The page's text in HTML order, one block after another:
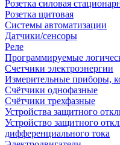
Розетка силовая
Розетка щитовая
Системы автоматизации
Датчики/сенсоры
Реле
Программируемые
Счетчики электроэнергии
Измерительные приборы,
Счётчики однофазные
Счётчики трехфазные
Устройства защитного
Устройство защитного
дифференциального тока